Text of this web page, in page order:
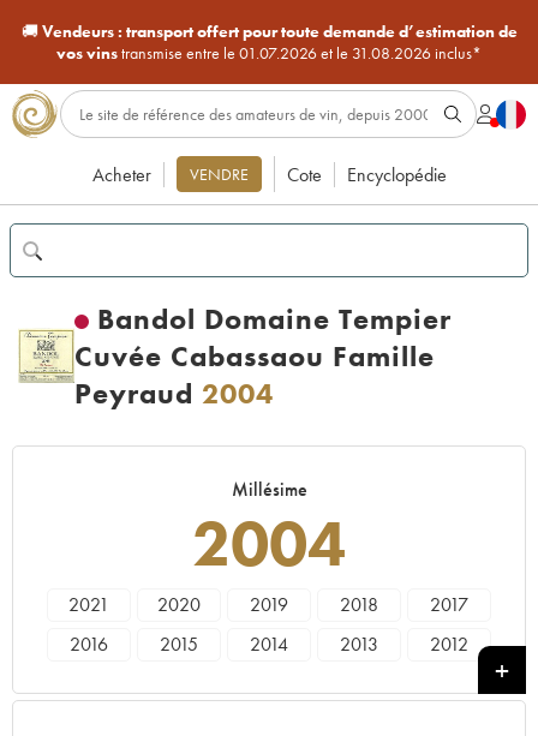
🚚Vendeurs : transport offert pour toute demande d’estimation de
vos vinstransmise entre le 01.07.2026 et le 31.08.2026 inclus*
Acheter VENDRE Cote Encyclopédie
Bandol Domaine Tempier
Cuvée Cabassaou Famille
Peyraud 2004
Millésime
2004
2021 2020 2019 2018
2017
2016
2015 2014 2013
2012